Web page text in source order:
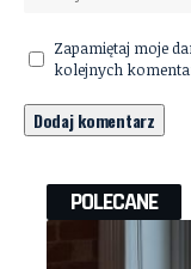
Zapamiętaj moje
kolejnych
POLECANE